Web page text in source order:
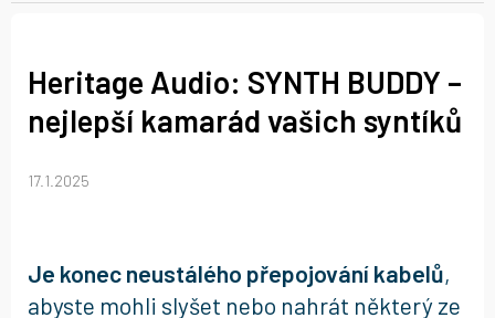
Heritage Audio: SYNTH BUDDY –
nejlepší kamarád vašich syntíků
17.1.2025
Je konec neustálého přepojování kabelů,
abyste mohli slyšet nebo nahrát některý ze